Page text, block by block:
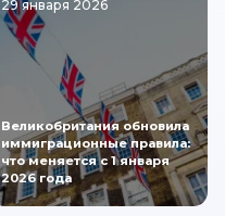
29 января 2026
Великобритания обновила
иммиграционные правила:
что меняется с 1 января
2026 года